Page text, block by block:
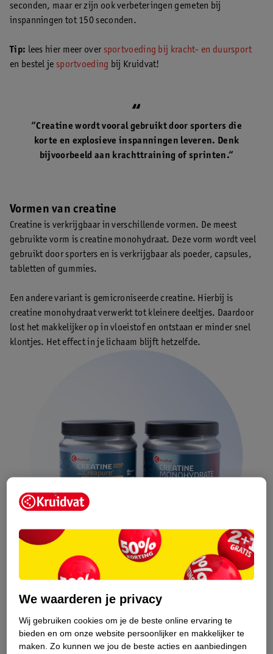
seconden, maar er zijn ook verbeteringen gemeten bij
inspanningen tot 150 seconden.
Tip: lees hier meer over sportvoeding bij kracht- en duursport
en bestel je sportvoeding bij Kruidvat!
“Creatine wordt vooral gebruikt door sporters die
korte en explosieve inspanningen leveren. Denk
bijvoorbeeld aan krachttraining of sprinten.“
Vormen van creatine
Creatine is verkrijgbaar in verschillende vormen. De meest
gebruikte vorm is creatine monohydraat. Deze vorm wordt veel
gebruikt door sporters en is verkrijgbaar als poeder, capsules,
tabletten of gummies.
Een andere variant is gemicroniseerde creatine. Hierbij is
creatine monohydraat verwerkt tot kleinere deeltjes. Daardoor
lost het makkelijker op in vloeistof en ontstaan er minder snel
klontjes. Het effect in je lichaam blijft hetzelfde.
Voor- en nadelen van creatine
Twijfel je of creatine bij jou past? Dan is het handig om de
voordelen en nadelen op een rij te zetten (1).
We waarderen je privacy
Wij gebruiken cookies om je de beste online ervaring te
bieden en om onze website persoonlijker en makkelijker te
maken. Zo kunnen we jou de beste acties en aanbiedingen